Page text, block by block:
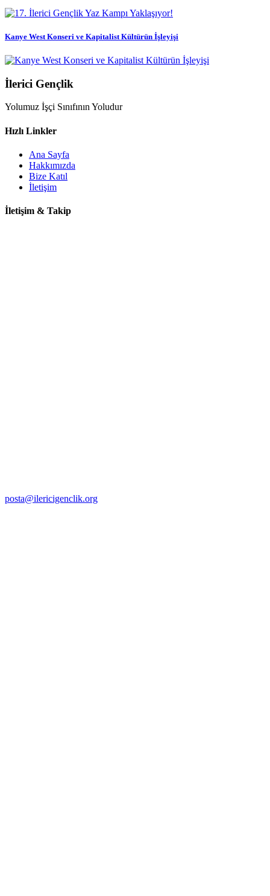
Kanye West Konseri ve Kapitalist Kültürün İşleyişi
İlerici Gençlik
Yolumuz İşçi Sınıfının Yoludur
Hızlı Linkler
Ana Sayfa
Hakkımızda
Bize Katıl
İletişim
İletişim & Takip
posta@ilericigenclik.org